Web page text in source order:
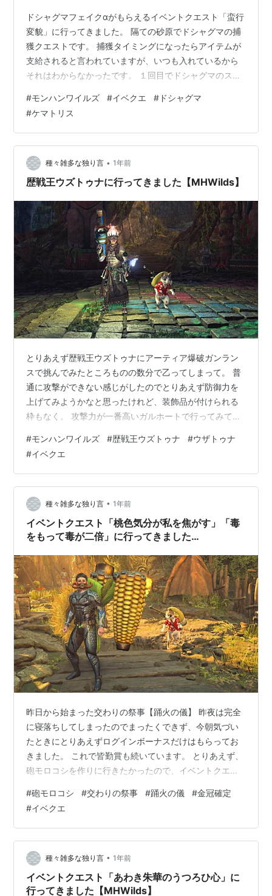
ドシャグマフェイクαがもらえるイベントクエスト「蛮行
変貌」に行ってきました。 隔ての砂原でドシャグマの捕
獲クエストです。 捕獲タイミングになったらアイテムが
支給されると言われていますが、いつも入れているから
それはわからなかったです。 １回目でドシャグマのスケ
行かないといけない感じでした。 とりあえずボス個体の
捕獲なので他の３頭はこやし玉で蹴散らしてから戦いま
した。 イベントクエスト「蛮行変貌」 ２回目も一個だっ
たので結局３回行くことになりました。 ただ、いつもの
ことですが３回目には３個のドシャグマのスケッチが得
られるという。 イベントクエスト「…
#モンハンワイルズ #イベクエ # ドシャグマ
#ケマトリス
種々雑多な独り言 • 1年前
歴戦王ウズトゥナに行ってきました【MHWilds】
とりあえず歴戦王ウズトゥナにアーティア爆破ガンラン
スで挑んでみたところものの数分で乙ってしまって。 普
通に攻撃ができない感じがしたのでとりあえず防御力を
上げてみようかなと思ったけれど、装飾品が付けられる
枠もなく。 攻撃力が一番高いガルホートで行ってみてか
もないくらいに動きが速いので砲術を撃ってダウンした
ところを竜撃砲を使って行くスタイルでやってみること
にしました。 乙って回復が一度ありましたが、できるだ
け回復は早めにするように心がけました。 隅の方に隅の
方に行こうとしたりだいぶウザトゥナです。 歴戦王ウズ
トゥナ 作れる防具を見てシリーズスキル…
#モンハンワイルズ #歴戦王ウズトゥナ #ウザトゥナ
#イベクエ
種々雑多な独り言 • 1年前
イベントクエスト「桃色気分が私を焦がす」「毒
をもって毒が二倍」に行ってきました
昨日から始まった交わりの祭事【踊火の儀】 昨夜は完全
に寝落ちしてしまったのでまったくできず、今朝気づい
たときにとりあえずログインボーナスだけはもらってお
きました。 これで皆勤賞も続いています。 とりあえず、
砲モロコシを作りに行きたかったので、イベントクエス
カタログ １回目で踊火のカタログが３個出たので砲モロ
コシはすぐに作ることができました。 イベントクエスト
「桃色気分が私を焦がす」 何より嬉しかったのが、リオ
レイアの最大金冠とパパコンガの最小金冠が出ました。
イベントクエストはいつも金冠確定クエストであって欲
しい 砲モロコシの性能が気になった…
#砲モロコシ #交わりの祭事 #踊火の儀 #金冠確定
#イベクエ
種々雑多な独り言 • 1年前
イベントクエスト「あわき朱華のうつろひ心」に
行ってきました【MHWilds】